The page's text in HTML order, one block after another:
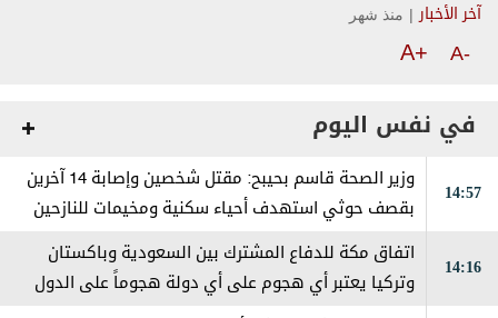
آخر الأخبار | منذ شهر
A-
A+
في نفس اليوم
14:57
وزير الصحة قاسم بحيبح: مقتل شخصين وإصابة 14 آخرين
بقصف حوثي استهدف أحياء سكنية ومخيمات للنازحين
14:16
اتفاق مكة للدفاع المشترك بين السعودية وباكستان
وتركيا يعتبر ‏أي هجوم على أي دولة هجوماً على الدول